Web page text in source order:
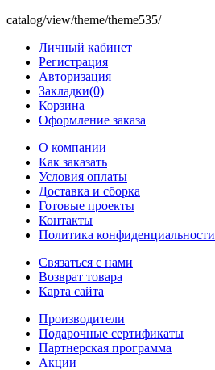
catalog/view/theme/theme535/
Личный кабинет
Регистрация
Авторизация
Закладки(0)
Корзина
Оформление заказа
O компании
Как заказать
Условия оплаты
Доставка и сборка
Готовые проекты
Контакты
Политика конфиденциальности
Связаться с нами
Возврат товара
Карта сайта
Производители
Подарочные сертификаты
Партнерская программа
Акции